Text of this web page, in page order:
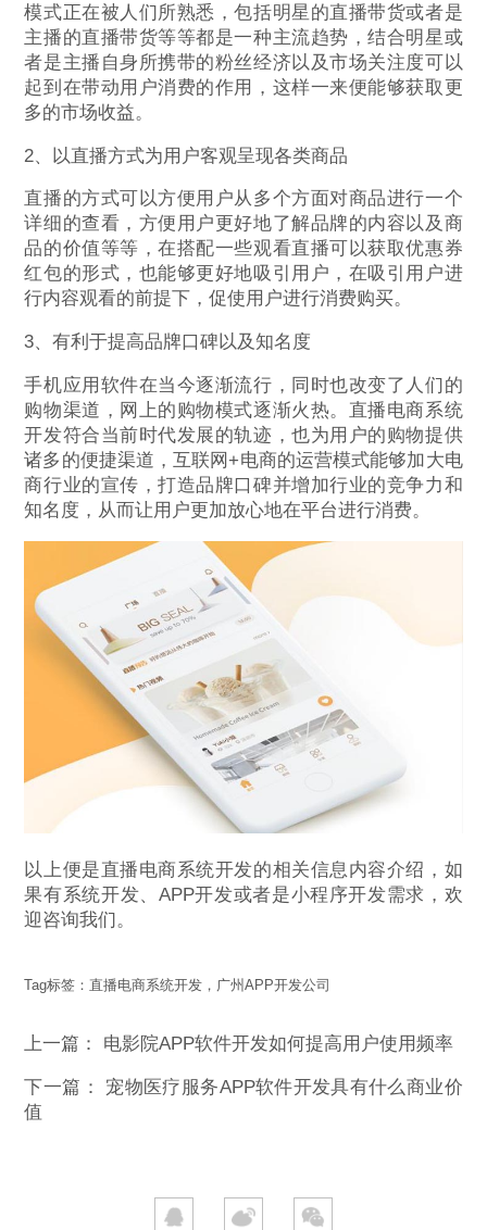
模式正在被人们所熟悉，包括明星的直播带货或者是
主播的直播带货等等都是一种主流趋势，结合明星或
者是主播自身所携带的粉丝经济以及市场关注度可以
起到在带动用户消费的作用，这样一来便能够获取更
多的市场收益。
2、以直播方式为用户客观呈现各类商品
直播的方式可以方便用户从多个方面对商品进行一个
详细的查看，方便用户更好地了解品牌的内容以及商
品的价值等等，在搭配一些观看直播可以获取优惠券
红包的形式，也能够更好地吸引用户，在吸引用户进
行内容观看的前提下，促使用户进行消费购买。
3、有利于提高品牌口碑以及知名度
手机应用软件在当今逐渐流行，同时也改变了人们的
购物渠道，网上的购物模式逐渐火热。直播电商系统
开发符合当前时代发展的轨迹，也为用户的购物提供
诸多的便捷渠道，互联网+电商的运营模式能够加大电
商行业的宣传，打造品牌口碑并增加行业的竞争力和
知名度，从而让用户更加放心地在平台进行消费。
以上便是直播电商系统开发的相关信息内容介绍，如
果有系统开发、APP开发或者是小程序开发需求，欢
迎咨询我们。
Tag标签：直播电商系统开发，广州APP开发公司
上一篇： 电影院APP软件开发如何提高用户使用频率
下一篇： 宠物医疗服务APP软件开发具有什么商业价
值